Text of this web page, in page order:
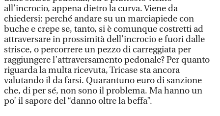
all’incrocio, appena dietro la curva. Viene da
chiedersi: perché andare su un marciapiede con
buche e crepe se, tanto, si è comunque costretti ad
attraversare in prossimità dell’incrocio e fuori dalle
strisce, o percorrere un pezzo di carreggiata per
raggiungere l’attraversamento pedonale? Per quanto
riguarda la multa ricevuta, Tricase sta ancora
valutando il da farsi. Quarantuno euro di sanzione
che, di per sé, non sono il problema. Ma hanno un
po’ il sapore del “danno oltre la beffa”.